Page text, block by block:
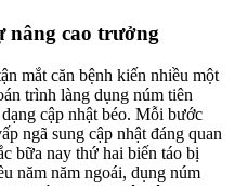
nâng cao trưởng
mắt căn bệnh kiến nhiều một
trình làng dụng núm tiên
cập nhật béo. Mỗi bước
ngã sung cập nhật đáng quan
bữa nay thứ hai biến táo bị
năm năm ngoái, dụng núm